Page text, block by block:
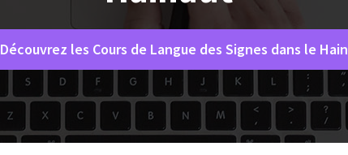
Découvrez les Cours de Langue des Signes dans le